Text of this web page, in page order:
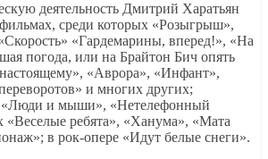
деятельность Дмитрий Харатьян
среди которых «Розыгрыш»,
«Гардемарины, вперед!», «На
погода, или на Брайтон Бич опять
«Аврора», «Инфант»,
и многих других;
«Люди и мыши», «Нетелефонный
«Веселые ребята», «Ханума», «Мата
в рок-опере «Идут белые снеги».